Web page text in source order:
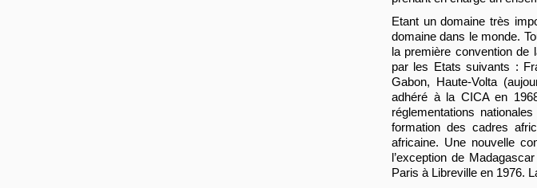
Etant un domaine très
domaine dans le monde.
la première convention de
par les Etats suivants :
Gabon, Haute-Volta
adhéré à la CICA en
réglementations
formation des cadres
africaine. Une nouvelle
l’exception de
Paris à Libreville en 1976.